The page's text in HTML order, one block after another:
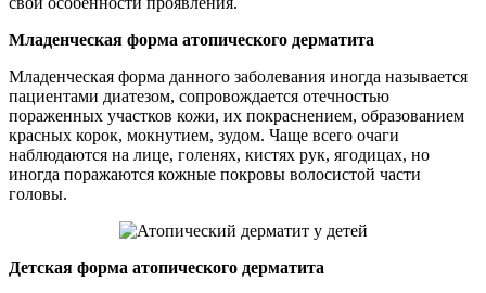
Младенческая форма атопического дерматита
Младенческая форма данного заболевания иногда называется
пациентами диатезом, сопровождается отечностью
пораженных участков кожи, их покраснением, образованием
красных корок, мокнутием, зудом. Чаще всего очаги
наблюдаются на лице, голенях, кистях рук, ягодицах, но
иногда поражаются кожные покровы волосистой части
головы.
Детская форма атопического дерматита